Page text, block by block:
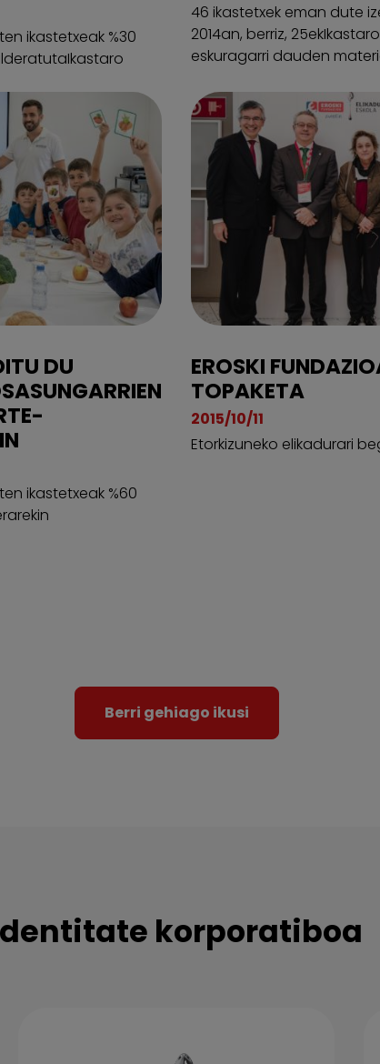
ikastetxeak %30
46 ikastetxek eman dute
2014an, berriz,
eskuragarri dauden
DU
ikastetxeak %60
EROSKI
TOPAKETA
2015/10/11
Etorkizuneko elikadurari
Berri gehiago ikusi
korporatiboa